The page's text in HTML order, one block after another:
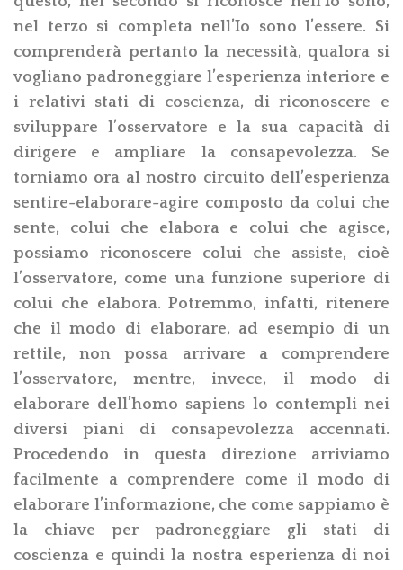
nel terzo si completa nell’Io sono l’essere. Si
comprenderà pertanto la necessità, qualora si
vogliano padroneggiare l’esperienza interiore e
i relativi stati di coscienza, di riconoscere e
sviluppare l’osservatore e la sua capacità di
dirigere e ampliare la consapevolezza. Se
torniamo ora al nostro circuito dell’esperienza
sentire-elaborare-agire composto da colui che
sente, colui che elabora e colui che agisce,
possiamo riconoscere colui che assiste, cioè
l’osservatore, come una funzione superiore di
colui che elabora. Potremmo, infatti, ritenere
che il modo di elaborare, ad esempio di un
rettile, non possa arrivare a comprendere
l’osservatore, mentre, invece, il modo di
elaborare dell’homo sapiens lo contempli nei
diversi piani di consapevolezza accennati.
Procedendo in questa direzione arriviamo
facilmente a comprendere come il modo di
elaborare l’informazione, che come sappiamo è
la chiave per padroneggiare gli stati di
coscienza e quindi la nostra esperienza di noi